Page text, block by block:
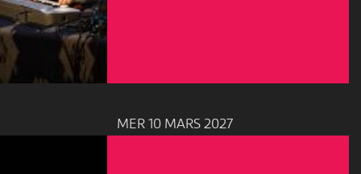
MER 10 MARS 2027